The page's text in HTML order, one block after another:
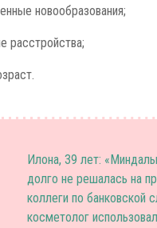
новообразования;
расстройства;
Илона, 39 лет:
долго не решалась на
коллеги по банковской
косметолог